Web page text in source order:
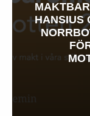
HANSIUS